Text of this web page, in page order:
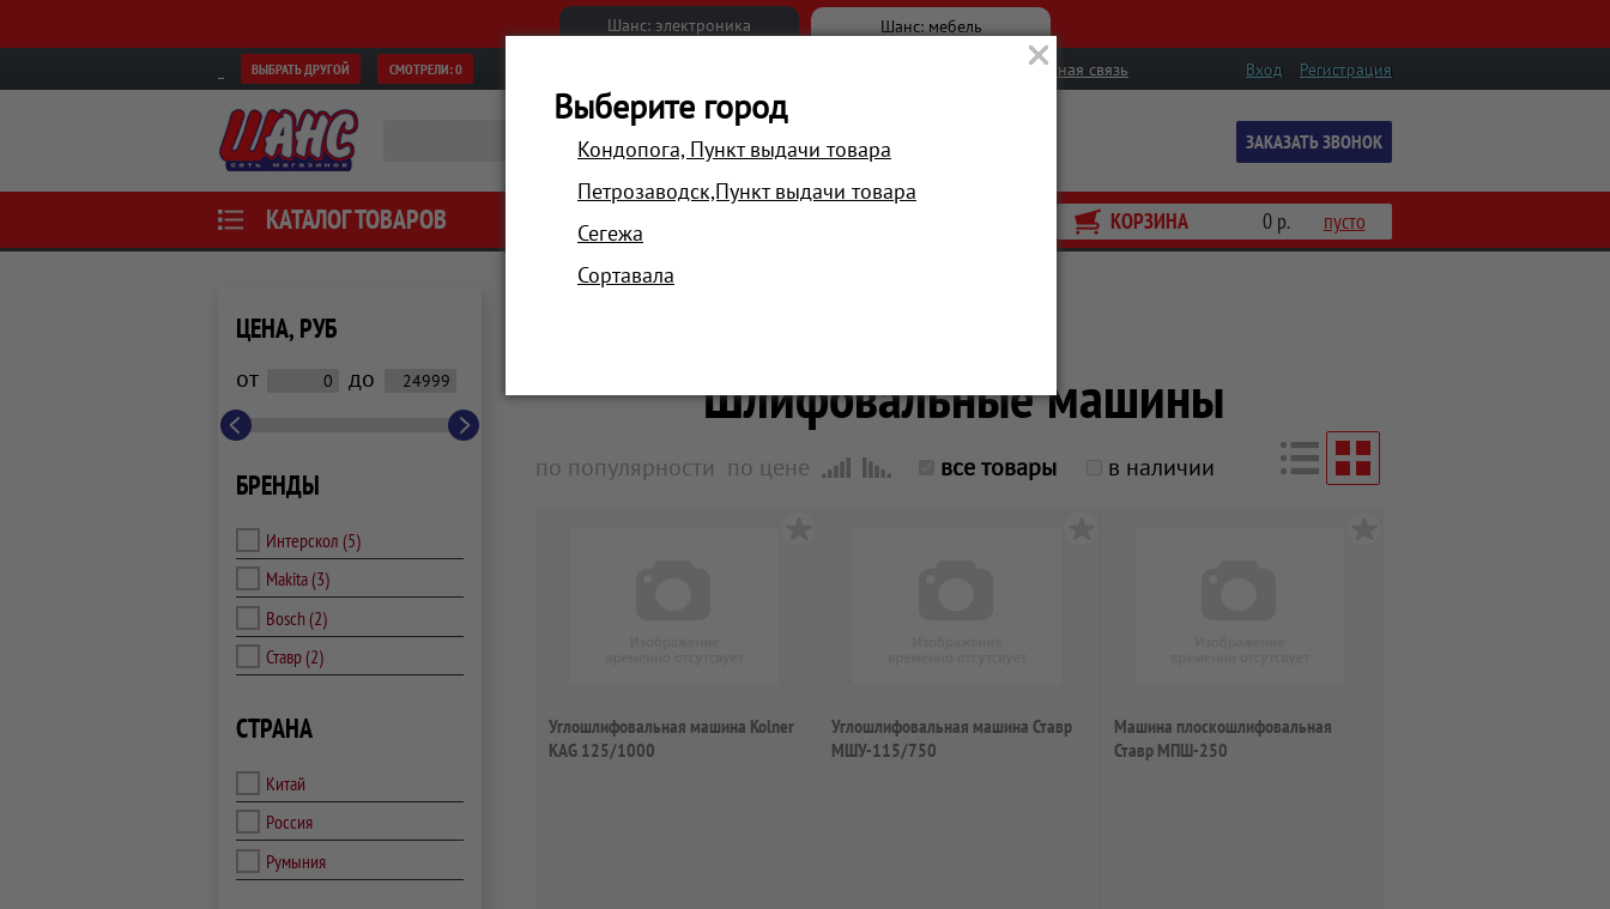
Шанс: электроника Шанс: мебель
ВЫБРАТЬ ДРУГОЙ СМОТРЕЛИ:0 Вход Регистрация
Обратная связь
ЗАКАЗАТЬ ЗВОНОК
КАТАЛОГ ТОВАРОВ АКЦИИ КОРЗИНА 0 р. пусто
ЦЕНА, РУБ
от до
БРЕНДЫ
Интерскол (5)
Makita(3)
Bosch (2)
Ставр(2)
СТРАНА
Китай
Россия
Румыния
Шлифовальные машины
по популярности по цене все товары в наличии
Углошлифовальная машина Kolner
KAG 125/1000
Углошлифовальная машина Ставр
МШУ-115/750
Машина плоскошлифовальная
Ставр МПШ-250
Выберите город
Кондопога, Пункт выдачи товара
Петрозаводск,Пункт выдачи товара
Сегежа
Сортавала